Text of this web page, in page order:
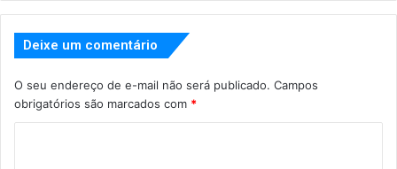
Deixe um comentário
O seu endereço de e-mail não será publicado. Campos
obrigatórios são marcados com *